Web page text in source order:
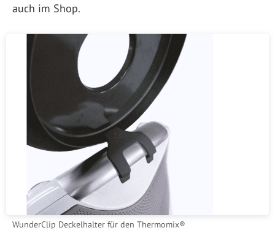
auch im Shop.
WunderClip Deckelhalter für den Thermomix®